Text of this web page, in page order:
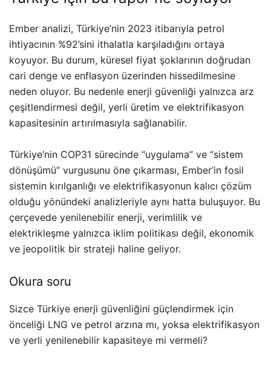
Ember analizi, Türkiye’nin 2023 itibarıyla petrol
ihtiyacının %92’sini ithalatla karşıladığını ortaya
koyuyor. Bu durum, küresel fiyat şoklarının doğrudan
cari denge ve enflasyon üzerinden hissedilmesine
neden oluyor. Bu nedenle enerji güvenliği yalnızca arz
çeşitlendirmesi değil, yerli üretim ve elektrifikasyon
kapasitesinin artırılmasıyla sağlanabilir.
Türkiye’nin COP31 sürecinde “uygulama” ve “sistem
dönüşümü” vurgusunu öne çıkarması, Ember’in fosil
sistemin kırılganlığı ve elektrifikasyonun kalıcı çözüm
olduğu yönündeki analizleriyle aynı hatta buluşuyor. Bu
çerçevede yenilenebilir enerji, verimlilik ve
elektrikleşme yalnızca iklim politikası değil, ekonomik
ve jeopolitik bir strateji haline geliyor.
Okura soru
Sizce Türkiye enerji güvenliğini güçlendirmek için
önceliği LNG ve petrol arzına mı, yoksa elektrifikasyon
ve yerli yenilenebilir kapasiteye mi vermeli?